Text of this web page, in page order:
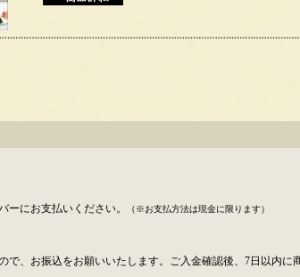
ーにお支払いください。
（※お支払方法は現金に限ります）
、お振込をお願いいたします。ご入金確認後、7日以内に